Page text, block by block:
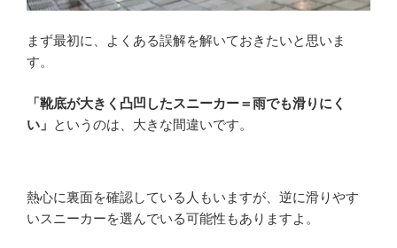
まず最初に、よくある誤解を解いておきたいと思いま
す。
「靴底が大きく凸凹したスニーカー＝雨でも滑りにく
い」 というのは、大きな間違いです。
熱心に裏面を確認している人もいますが、逆に滑りやす
いスニーカーを選んでいる可能性もありますよ。